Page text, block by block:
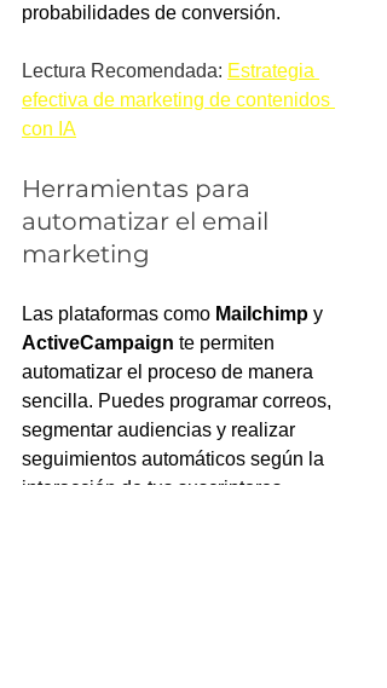
probabilidades de conversión.
Lectura Recomendada: Estrategia
efectiva de marketing de contenidos
con IA
Herramientas para
automatizar el email
marketing
Las plataformas como Mailchimp y
ActiveCampaign te permiten
automatizar el proceso de manera
sencilla. Puedes programar correos,
segmentar audiencias y realizar
seguimientos automáticos según la
interacción de tus suscriptores.